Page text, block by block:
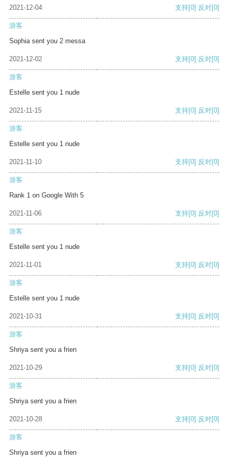
2021-12-04 支持[0] 反对[0]
游客
Sophia sent you 2 messa
2021-12-02 支持[0] 反对[0]
游客
Estelle sent you 1 nude
2021-11-15 支持[0] 反对[0]
游客
Estelle sent you 1 nude
2021-11-10 支持[0] 反对[0]
游客
Rank 1 on Google With 5
2021-11-06 支持[0] 反对[0]
游客
Estelle sent you 1 nude
2021-11-01 支持[0] 反对[0]
游客
Estelle sent you 1 nude
2021-10-31 支持[0] 反对[0]
游客
Shriya sent you a frien
2021-10-29 支持[0] 反对[0]
游客
Shriya sent you a frien
2021-10-28 支持[0] 反对[0]
游客
Shriya sent you a frien